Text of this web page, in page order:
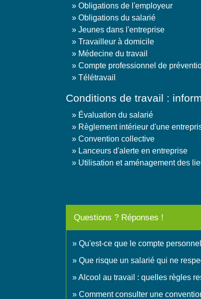
Obligations de l'employeur
Obligations du salarié
Jeunes dans l'entreprise
Travailleur à domicile
Médecine du travail
Compte professionnel de
Télétravail
Conditions de travail :
Évaluation du salarié
Règlement intérieur d'une
Convention collective
Lanceurs d'alerte en entreprise
Utilisation et aménagement des
Questions ? Réponses !
Qu'est-ce que le compte
Que risque un salarié qui ne
Alcool au travail : quelles règles
Comment consulter une